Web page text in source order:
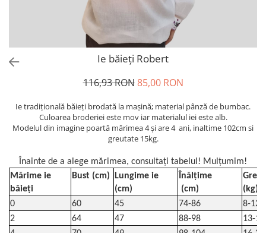
Ie băieți Robert
116,93 RON 85,00 RON
Ie tradiţională băieți brodată la maşină; material pânză de bumbac.
Culoarea broderiei este mov iar materialul iei este alb.
Modelul din imagine poartă mărimea 4 și are 4 ani, inaltime 102cm si
greutate 15kg.
Înainte de a alege mărimea, consultați tabelul! Mulțumim!
Mărime ie
băieți
Bust (cm)
Lungime ie
(cm)
Înălțime
(cm)
(kg)
0
60 45 74-86
8-12
2
64 47 88-98
13-16